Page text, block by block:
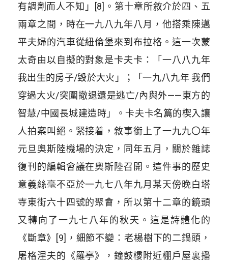
有調劑而人不知」[8]。第十章所敘介於四、五
兩章之間，時在一九八九年八月，他搭乘陳邁
平夫婦的汽車從紐倫堡來到布拉格。這一次蒙
太奇由以自擬的對象是卡夫卡：「一八八九年
我出生的房子/毀於大火」；「一九八九年 我們
穿過大火/突圍撤退還是逃亡/內與外——東方的
智慧/中國長城建造時」。卡夫卡名篇的楔入讓
人拍案叫絕。緊接着，敘事銜上了一九九〇年
元旦奧斯陸機場的決定，同年五月，關於雜誌
復刊的編輯會議在奧斯陸召開。這件事的歷史
意義絲毫不亞於一九七八年九月某天傍晚白塔
寺東街六十四號的聚會，所以第十二章的鏡頭
又轉向了一九七八年的秋天。這是詩體化的
《斷章》[9]，細節不變：老楊樹下的二鍋頭，
屠格涅夫的《羅亭》，鐘鼓樓附近棚戶屋裏播